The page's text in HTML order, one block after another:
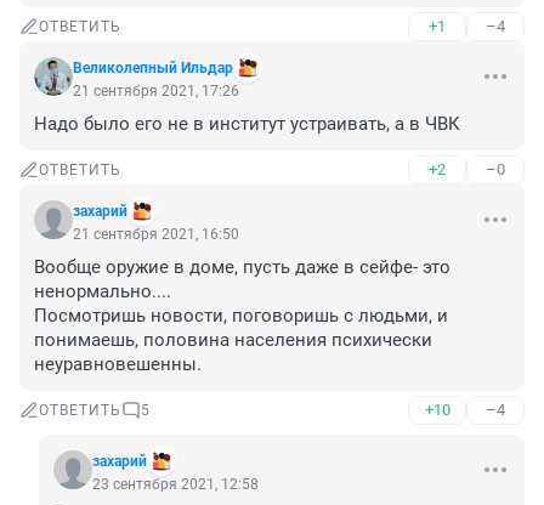
ОТВЕТИТЬ +1 –4
Великолепный Ильдар
21 сентября 2021, 17:26
Надо было его не в институт устраивать, а в ЧВК
ОТВЕТИТЬ +2 –0
захарий
21 сентября 2021, 16:50
Вообще оружие в доме, пусть даже в сейфе- это
ненормально....
Посмотришь новости, поговоришь с людьми, и
понимаешь, половина населения психически
неуравновешенны.
ОТВЕТИТЬ 5 +10 –4
захарий
23 сентября 2021, 12:58